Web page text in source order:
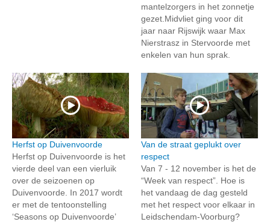
mantelzorgers in het zonnetje
gezet.Midvliet ging voor dit
jaar naar Rijswijk waar Max
Nierstrasz in Stervoorde met
enkelen van hun sprak.
Herfst op Duivenvoorde
Herfst op Duivenvoorde is het
vierde deel van een vierluik
over de seizoenen op
Duivenvoorde. In 2017 wordt
er met de tentoonstelling
‘Seasons op Duivenvoorde’
Van de straat geplukt over
respect
Van 7 - 12 november is het de
“Week van respect”. Hoe is
het vandaag de dag gesteld
met het respect voor elkaar in
Leidschendam-Voorburg?